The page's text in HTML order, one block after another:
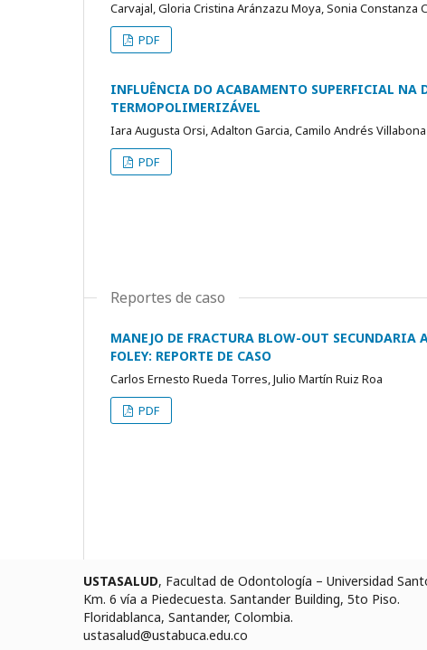
Carvajal, Gloria Cristina Aránzazu Moya, Sonia Constanza
PDF
INFLUÊNCIA DO ACABAMENTO SUPERFICIAL NA
TERMOPOLIMERIZÁVEL
Iara Augusta Orsi, Adalton Garcia, Camilo Andrés
PDF
Reportes de caso
MANEJO DE FRACTURA BLOW-OUT SECUNDARIA
FOLEY: REPORTE DE CASO
Carlos Ernesto Rueda Torres, Julio Martín Ruiz Roa
PDF
USTASALUD, Facultad de Odontología – Universidad
Km. 6 vía a Piedecuesta. Santander Building, 5to Piso.
Floridablanca, Santander, Colombia.
ustasalud@ustabuca.edu.co